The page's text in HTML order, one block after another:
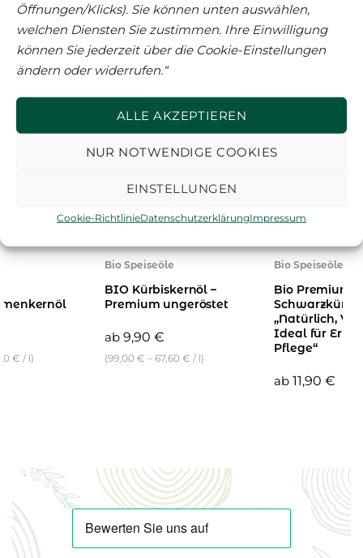
Öffnungen/Klicks). Sie können unten auswählen,
welchen Diensten Sie zustimmen. Ihre Einwilligung
können Sie jederzeit über die Cookie-Einstellungen
ändern oder widerrufen.“
ALLE AKZEPTIEREN
NUR NOTWENDIGE COOKIES
EINSTELLUNGEN
Cookie-RichtlinieDatenschutzerklärungImpressum
Bio Speiseöle
BIO Kürbiskernöl –
Premium ungeröstet
ab 9,90€
(99,00€ –67,60€ / l)
Angebot!
Bio Speiseöle
Bio Premium
„Natürlich,
Ideal für
Pflege“
ab 11,90€
€ / l)